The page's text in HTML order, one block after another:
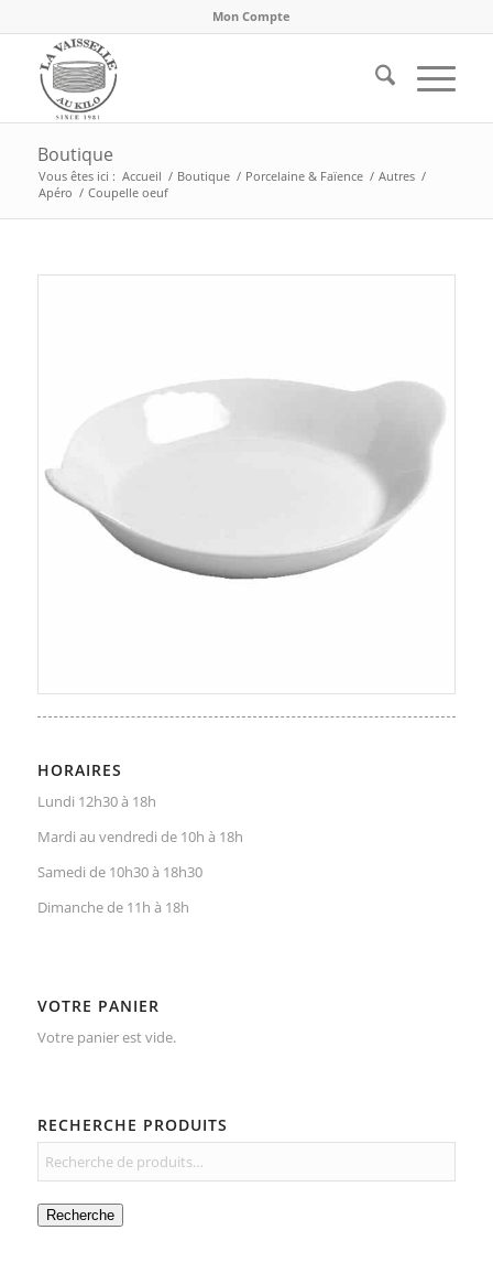
Mon Compte
Boutique
Vous êtes ici : Accueil / Boutique / Porcelaine & Faïence / Autres /
Apéro / Coupelle oeuf
HORAIRES
Lundi 12h30 à 18h
Mardi au vendredi de 10h à 18h
Samedi de 10h30 à 18h30
Dimanche de 11h à 18h
VOTRE PANIER
Votre panier est vide.
RECHERCHE PRODUITS
Recherche